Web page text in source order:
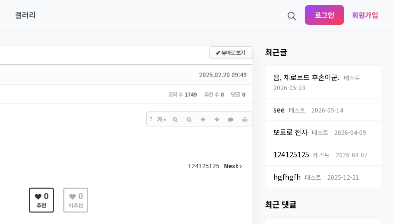
갤러리 로그인 회원가입
✔뷰어로 보기
2025.02.20 09:49
조회 수 1749 추천 수 0 댓글 0
? 가
124125125 Next
0
추천
0
비추천
최근글
음, 제로보드 후손이군. 테스트
2026-05-23
see 테스트 2026-05-14
뽀로로 천사 테스트 2026-04-09
124125125 테스트 2026-04-07
hgfhgfh 테스트 2025-12-21
최근 댓글